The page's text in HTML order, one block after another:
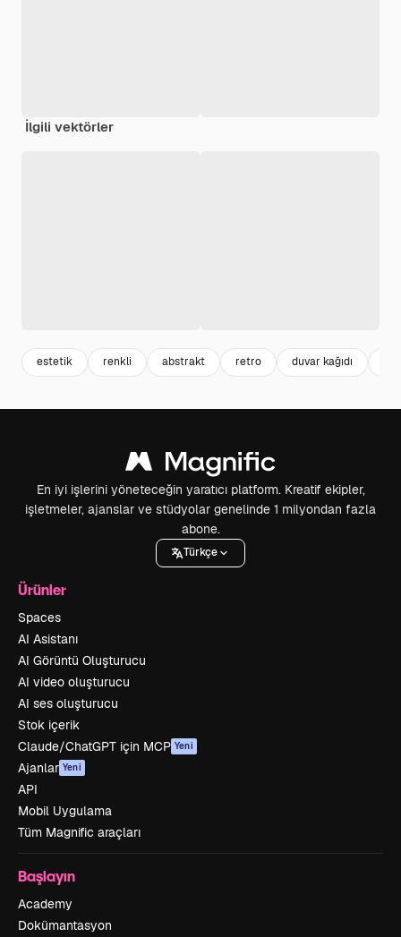
İlgili vektörler
estetik renkli abstrakt retro duvar kağıdı
En iyi işlerini yöneteceğin yaratıcı platform. Kreatif ekipler,
işletmeler, ajanslar ve stüdyolar genelinde 1 milyondan fazla
abone.
Türkçe
Ürünler
Spaces
AI Asistanı
AI Görüntü Oluşturucu
AI video oluşturucu
AI ses oluşturucu
Stok içerik
Claude/ChatGPT için MCP Yeni
Ajanlar Yeni
API
Mobil Uygulama
Tüm Magnific araçları
Başlayın
Academy
Dokümantasyon